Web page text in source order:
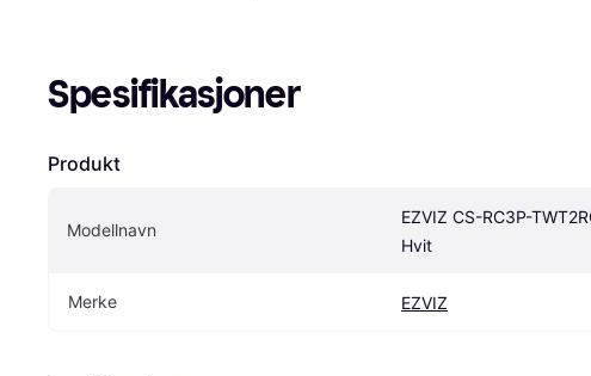
Spesifikasjoner
Produkt
Modellnavn
EZVIZ CS-RC3P-
Hvit
Merke EZVIZ